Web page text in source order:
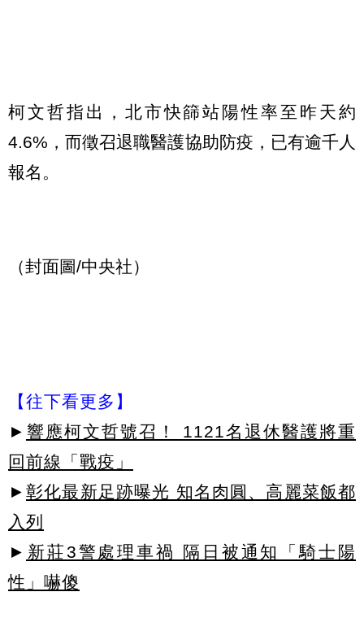
柯文哲指出，北市快篩站陽性率至昨天約
4.6%，而徵召退職醫護協助防疫，已有逾千人
報名。
（封面圖/中央社）
【往下看更多】
► 響應柯文哲號召！ 1121名退休醫護將重
回前線「戰疫」
► 彰化最新足跡曝光 知名肉圓、高麗菜飯都
入列
► 新莊3警處理車禍 隔日被通知「騎士陽
性」嚇傻